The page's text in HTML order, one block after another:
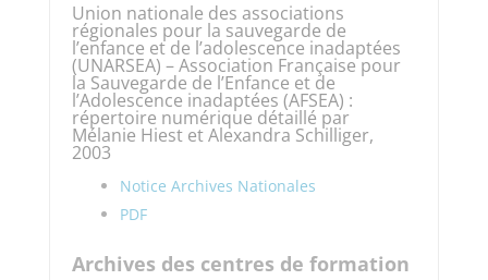
Union nationale des associations
régionales pour la sauvegarde de
l’enfance et de l’adolescence inadaptées
(UNARSEA) – Association Française pour
la Sauvegarde de l’Enfance et de
l’Adolescence inadaptées (AFSEA) :
répertoire numérique détaillé par
Mélanie Hiest et Alexandra Schilliger,
2003
Notice Archives Nationales
PDF
Archives des centres de formation